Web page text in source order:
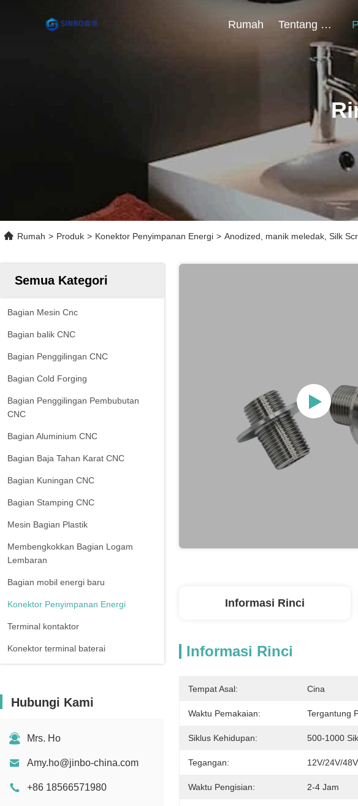
Rumah Tentang Kami
Rumah > Produk > Konektor Penyimpanan Energi > Anodized, manik meledak, Silk
Semua Kategori
Bagian Mesin Cnc
Bagian balik CNC
Bagian Penggilingan CNC
Bagian Cold Forging
Bagian Penggilingan Pembubutan
CNC
Bagian Aluminium CNC
Bagian Baja Tahan Karat CNC
Bagian Kuningan CNC
Bagian Stamping CNC
Mesin Bagian Plastik
Membengkokkan Bagian Logam
Lembaran
Bagian mobil energi baru
Konektor Penyimpanan Energi
Terminal kontaktor
Konektor terminal baterai
Hubungi Kami
Mrs. Ho
Amy.ho@jinbo-china.com
+86 18566571980
Informasi Rinci
Informasi Rinci
Tempat Asal: Cina
Waktu Pemakaian: Tergantung
Siklus Kehidupan: 500-1000
Tegangan: 12V/24V/48V
Waktu Pengisian: 2-4 Jam